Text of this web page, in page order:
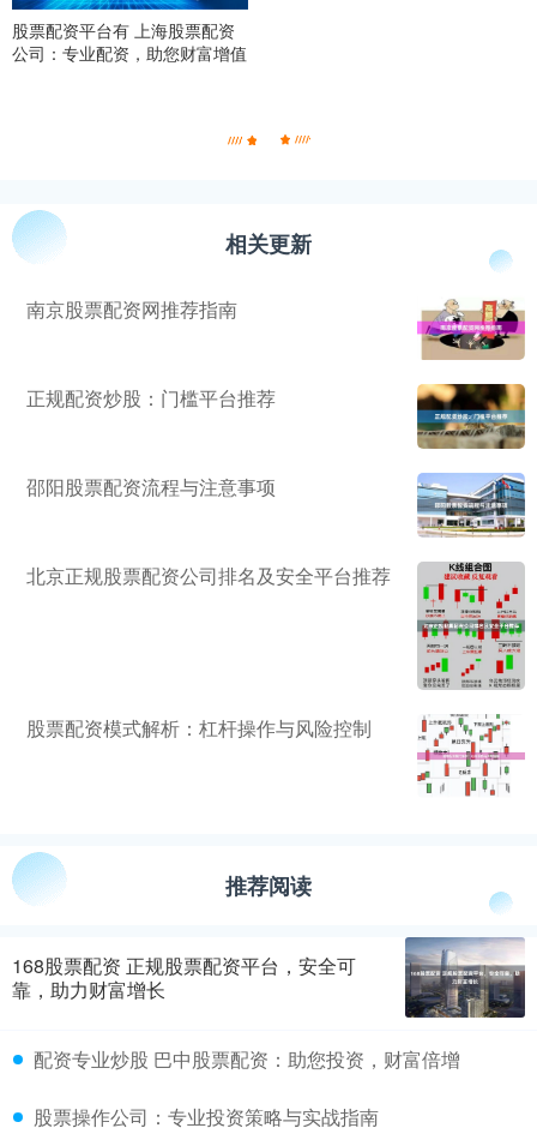
股票配资平台有 上海股票配资
公司：专业配资，助您财富增值
相关更新
南京股票配资网推荐指南
正规配资炒股：门槛平台推荐
邵阳股票配资流程与注意事项
北京正规股票配资公司排名及安全平台推荐
股票配资模式解析：杠杆操作与风险控制
推荐阅读
168股票配资 正规股票配资平台，安全可
靠，助力财富增长
配资专业炒股 巴中股票配资：助您投资，财富倍增
股票操作公司：专业投资策略与实战指南